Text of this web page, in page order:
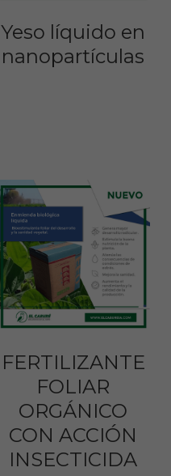
Yeso líquido en
nanopartículas
FERTILIZANTE
FOLIAR
ORGÁNICO
CON ACCIÓN
INSECTICIDA